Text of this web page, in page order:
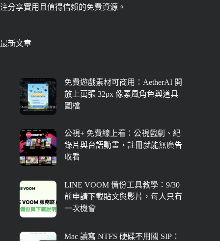
注分享實用且值得信賴的免費資源。
最新文章
免費遊戲素材可商用：AetherAI 開
放上萬張 32px 像素風角色與道具
圖檔
公視+ 免費線上看：公視戲劇、紀
錄片與台語動畫，註冊就能無廣告
收看
LINE VOOM 備份工具教學：9/30
前申請下載貼文與影片，每人只有
一次機會
Mac 讀寫 NTFS 硬碟不用關 SIP：